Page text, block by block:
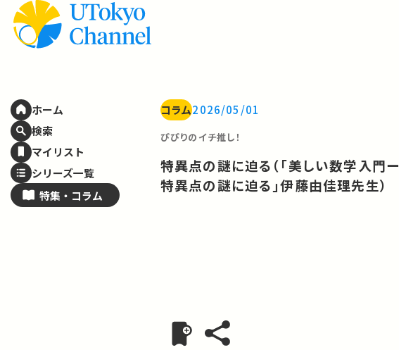
ホーム
検索
マイリスト
シリーズ一覧
特集・ コラム
コラム2026/05/01
ぴぴりのイチ推し！
特異点の謎に迫る（「美しい数学入門ー
特異点の謎に迫る」伊藤由佳理先生）